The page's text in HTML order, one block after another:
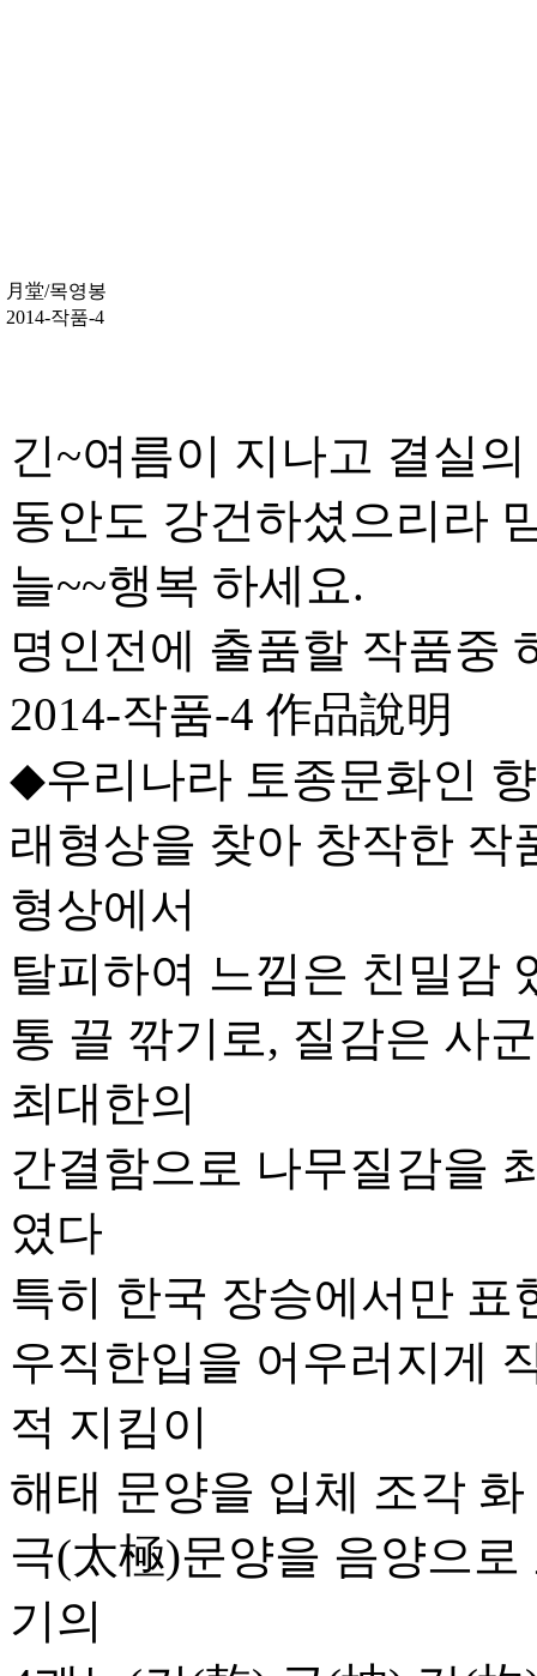
月堂/목영봉
2014-작품-4
긴~여름이 지나고 결실
동안도 강건하셨으리라
늘~~행복 하세요.
명인전에 출품할 작품중
2014-작품-4 作品說明
◆우리나라 토종문화인
래형상을 찾아 창작한 작
형상에서
탈피하여 느낌은 친밀감
통 끌 깎기로, 질감은 사
최대한의
간결함으로 나무질감을
였다
특히 한국 장승에서만 표
우직한입을 어우러지게
적 지킴이
해태 문양을 입체 조각
극(太極)문양을 음양으
기의